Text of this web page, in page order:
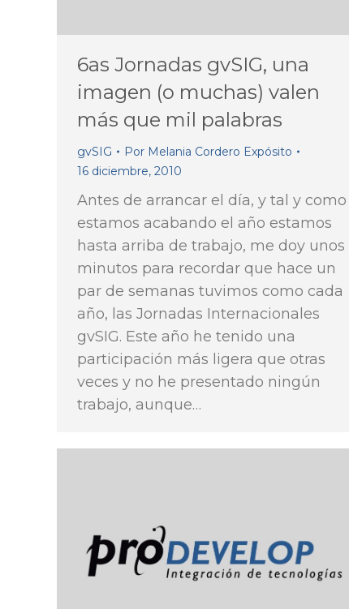
6as Jornadas gvSIG, una
imagen (o muchas) valen
más que mil palabras
gvSIG Por Melania Cordero Expósito
16 diciembre, 2010
Antes de arrancar el día, y tal y como
estamos acabando el año estamos
hasta arriba de trabajo, me doy unos
minutos para recordar que hace un
par de semanas tuvimos como cada
año, las Jornadas Internacionales
gvSIG. Este año he tenido una
participación más ligera que otras
veces y no he presentado ningún
trabajo, aunque…